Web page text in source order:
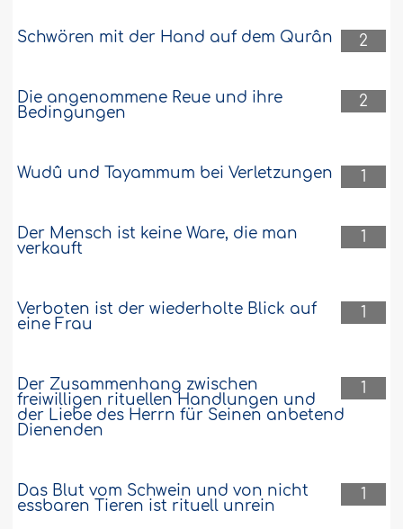
das Gebet zu Hause. Er empfiehlt uns
immer,.. Weiter 2
Schwören mit der Hand auf dem Qurân
2
Die angenommene Reue und ihre
Bedingungen
1
Wudû und Tayammum bei Verletzungen
1
Der Mensch ist keine Ware, die man
verkauft
1
Verboten ist der wiederholte Blick auf
eine Frau
1
Der Zusammenhang zwischen
freiwilligen rituellen Handlungen und
der Liebe des Herrn für Seinen anbetend
Dienenden
1
Das Blut vom Schwein und von nicht
essbaren Tieren ist rituell unrein